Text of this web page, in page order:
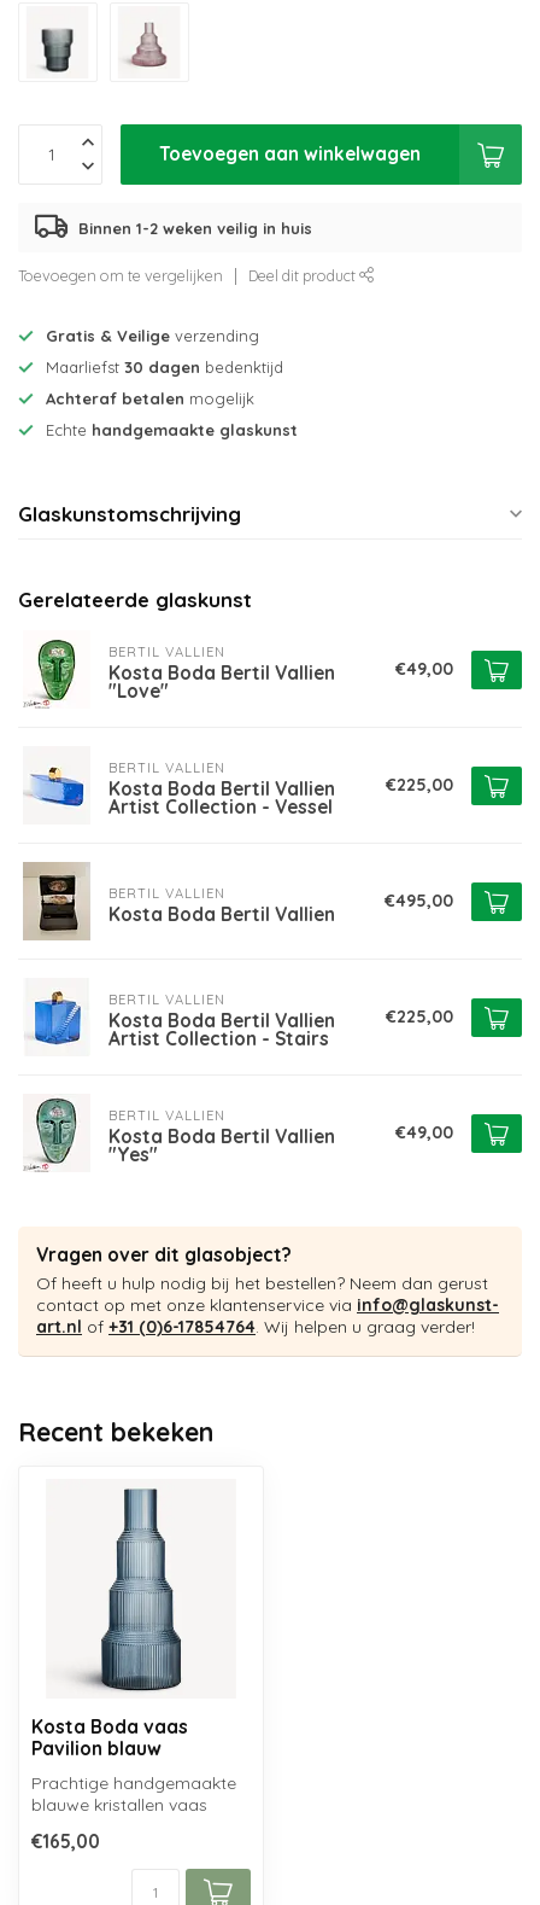
Toevoegen aan winkelwagen
Binnen 1-2 weken veilig in huis
Toevoegen om te vergelijken Deel dit product
Gratis & Veilige verzending
Maarliefst 30 dagen bedenktijd
Achteraf betalen mogelijk
Echte handgemaakte glaskunst
Glaskunstomschrijving
Gerelateerde glaskunst
BERTIL VALLIEN
Kosta Boda Bertil Vallien
"Love"
€49,00
BERTIL VALLIEN
Kosta Boda Bertil Vallien
Artist Collection - Vessel
€225,00
BERTIL VALLIEN
Kosta Boda Bertil Vallien
€495,00
BERTIL VALLIEN
Kosta Boda Bertil Vallien
Artist Collection - Stairs
€225,00
BERTIL VALLIEN
Kosta Boda Bertil Vallien
"Yes"
€49,00
Vragen over dit glasobject?
Of heeft u hulp nodig bij het bestellen? Neem dan gerust
contact op met onze klantenservice via info@glaskunst-
art.nl of +31 (0)6-17854764. Wij helpen u graag verder!
Recent bekeken
Kosta Boda vaas
Pavilion blauw
Prachtige handgemaakte
blauwe kristallen vaas
Zweden...
€165,00